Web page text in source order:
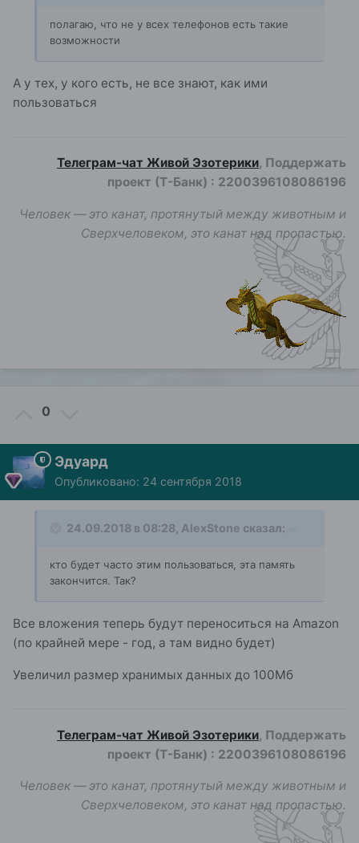
полагаю, что не у всех телефонов есть такие
возможности
А у тех, у кого есть, не все знают, как ими
пользоваться
Телеграм-чат Живой Эзотерики, Поддержать
проект (Т-Банк) : 2200396108086196
Человек — это канат, протянутый между животным и
Сверхчеловеком, это канат над пропастью.
0
Эдуард
Опубликовано: 24 сентября 2018
24.09.2018 в 08:28, AlexStone сказал:
кто будет часто этим пользоваться, эта память
закончится. Так?
Все вложения теперь будут переноситься на Amazon
(по крайней мере - год, а там видно будет)
Увеличил размер хранимых данных до 100Мб
Телеграм-чат Живой Эзотерики, Поддержать
проект (Т-Банк) : 2200396108086196
Человек — это канат, протянутый между животным и
Сверхчеловеком, это канат над пропастью.